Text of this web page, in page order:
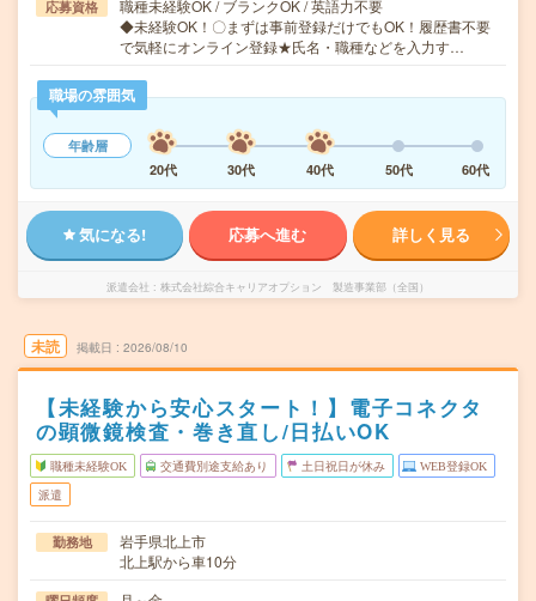
応募資格
職種未経験OK / ブランクOK / 英語力不要
◆未経験OK！〇まずは事前登録だけでもOK！履歴書不要
で気軽にオンライン登録★氏名・職種などを入力す…
職場の雰囲気
年齢層
20代
30代 40代 50代 60代
気になる! 応募へ進む 詳しく見る
派遣会社 株式会社綜合キャリアオプション 製造事業部（全国）
未読 掲載日 2026/08/10
【未経験から安心スタート！】電子コネクタ
の顕微鏡検査・巻き直し/日払いOK
職種未経験OK 交通費別途支給あり 土日祝日が休み WEB登録OK
派遣
勤務地
岩手県北上市
北上駅から車10分